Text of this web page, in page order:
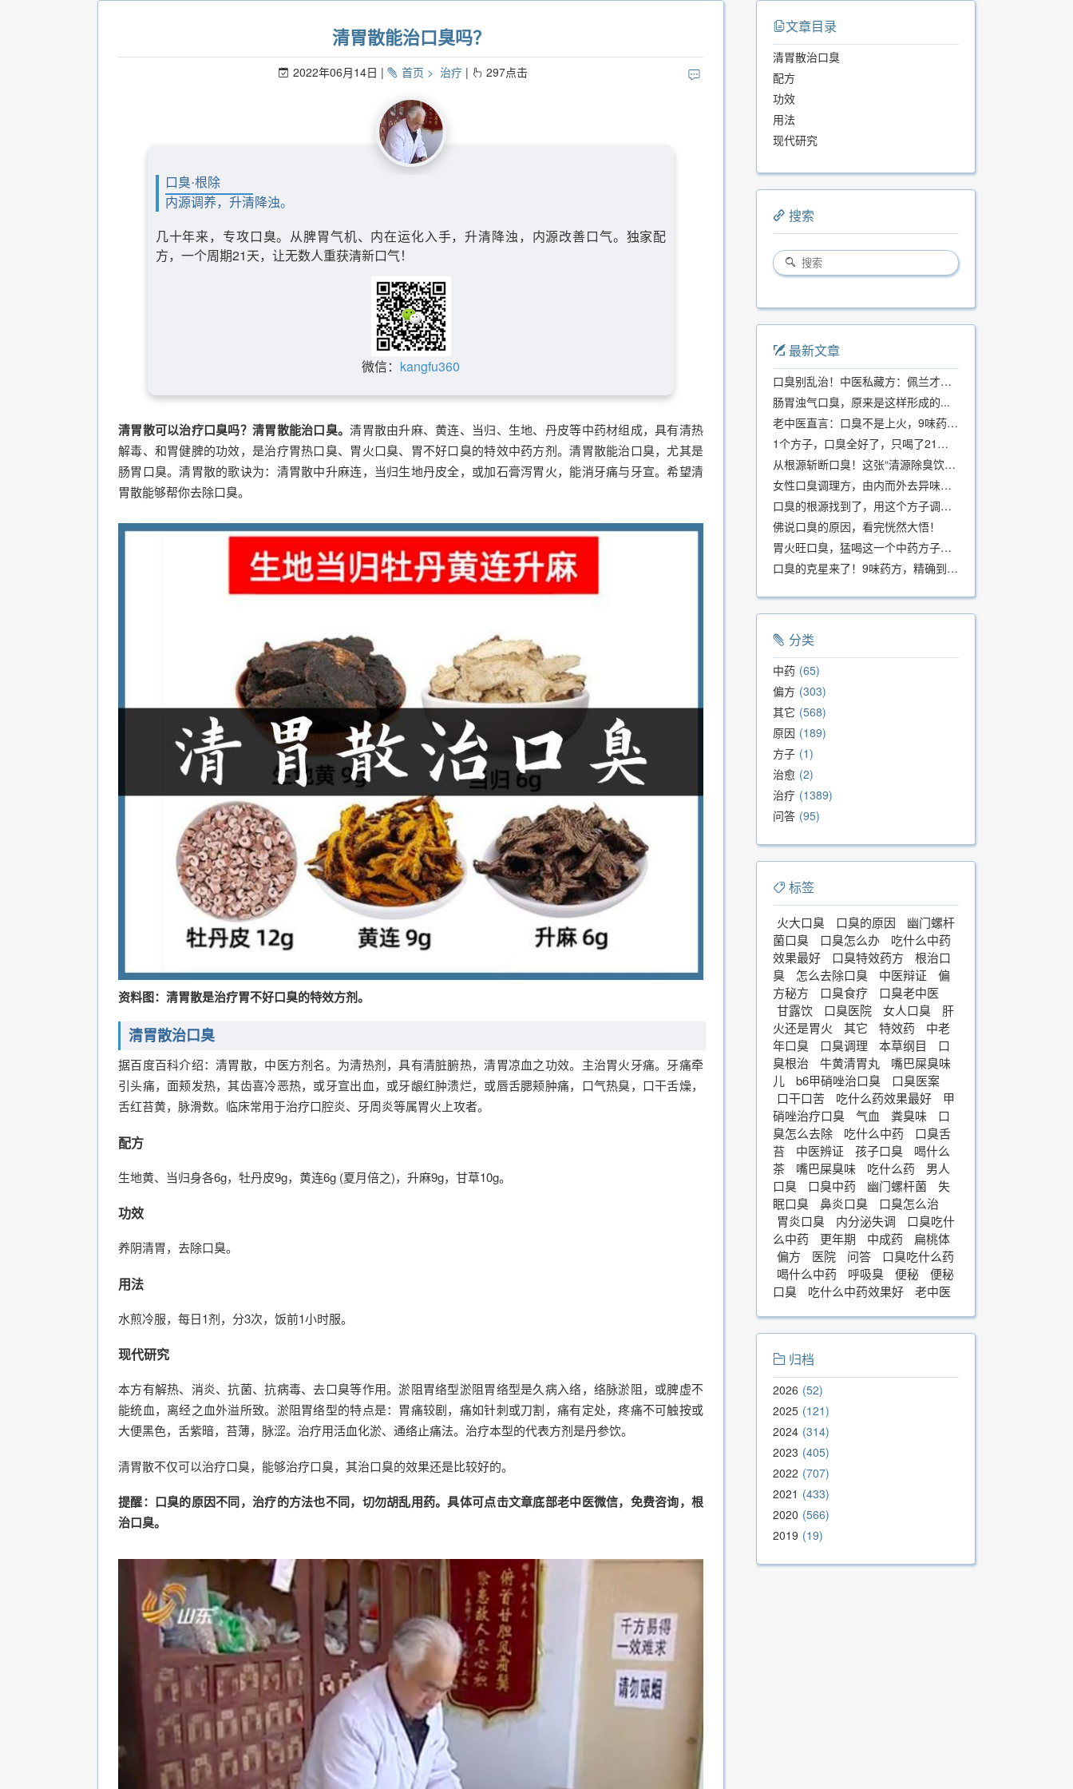
清胃散能治口臭吗？
2022年06月14日 首页 治疗 297点击
口臭·根除
内源调养，升清降浊。
几十年来，专攻口臭。从脾胃气机、内在运化入手，升清降浊，内源改善口气。独家配
方，一个周期21天，让无数人重获清新口气！
微信： kangfu360
清胃散可以治疗口臭吗？清胃散能治口臭。清胃散由升麻、黄连、当归、生地、丹皮等中药材组成，具有清热
解毒、和胃健脾的功效，是治疗胃热口臭、胃火口臭、胃不好口臭的特效中药方剂。清胃散能治口臭，尤其是
肠胃口臭。清胃散的歌诀为：清胃散中升麻连，当归生地丹皮全，或加石膏泻胃火，能消牙痛与牙宣。希望清
胃散能够帮你去除口臭。
资料图：清胃散是治疗胃不好口臭的特效方剂。
清胃散治口臭
据百度百科介绍：清胃散，中医方剂名。为清热剂，具有清脏腑热，清胃凉血之功效。主治胃火牙痛。牙痛牵
引头痛，面颊发热，其齿喜冷恶热，或牙宣出血，或牙龈红肿溃烂，或唇舌腮颊肿痛，口气热臭，口干舌燥，
舌红苔黄，脉滑数。临床常用于治疗口腔炎、牙周炎等属胃火上攻者。
配方
生地黄、当归身各6g，牡丹皮9g，黄连6g (夏月倍之)，升麻9g，甘草10g。
功效
养阴清胃，去除口臭。
用法
水煎冷服，每日1剂，分3次，饭前1小时服。
现代研究
本方有解热、消炎、抗菌、抗病毒、去口臭等作用。淤阻胃络型淤阻胃络型是久病入络，络脉淤阻，或脾虚不
能统血，离经之血外溢所致。淤阻胃络型的特点是：胃痛较剧，痛如针刺或刀割，痛有定处，疼痛不可触按或
大便黑色，舌紫暗，苔薄，脉涩。治疗用活血化淤、通络止痛法。治疗本型的代表方剂是丹参饮。
清胃散不仅可以治疗口臭，能够治疗口臭，其治口臭的效果还是比较好的。
提醒：口臭的原因不同，治疗的方法也不同，切勿胡乱用药。具体可点击文章底部老中医微信，免费咨询，根
治口臭。
文章目录
清胃散治口臭
配方
功效
用法
现代研究
搜索
最新文章
口臭别乱治！中医私藏方：佩兰才是口气克星，喝一周就清爽
肠胃浊气口臭，原来是这样形成的...
老中医直言：口臭不是上火，9味药食同源方，21天根除不反复
1个方子，口臭全好了，只喝了21天！
从根源斩断口臭！这张“清源除臭饮”方子，我用了几十年，效果真不错
女性口臭调理方，由内而外去异味，女性体质专用！
口臭的根源找到了，用这个方子调理，21天口吐芬芳！
佛说口臭的原因，看完恍然大悟！
胃火旺口臭，猛喝这一个中药方子就好了！
口臭的克星来了！9味药方，精确到克、药食同源、安全有效，速看！
分类
中药 65
偏方 303
其它 568
原因 189
方子 1
治愈 2
治疗 1389
问答 95
标签
火大口臭 口臭的原因
幽门螺杆
菌口臭
口臭怎么办
吃什么中药
效果最好
口臭特效药方
根治口
臭
怎么去除口臭 中医辩证
偏
方秘方
口臭食疗
口臭老中医
甘露饮
口臭医院 女人口臭
肝
火还是胃火
其它 特效药
中老
年口臭
口臭调理 本草纲目
口
臭根治
牛黄清胃丸
嘴巴屎臭味
儿
b6甲硝唑治口臭
口臭医案
口干口苦
吃什么药效果最好
甲
硝唑治疗口臭
气血 粪臭味
口
臭怎么去除
吃什么中药
口臭舌
苔
中医辨证 孩子口臭
喝什么
茶
嘴巴屎臭味 吃什么药
男人
口臭
口臭中药 幽门螺杆菌
失
眠口臭
鼻炎口臭
口臭怎么治
胃炎口臭
内分泌失调
口臭吃什
么中药
更年期 中成药
扁桃体
偏方
医院 问答
口臭吃什么药
喝什么中药
呼吸臭 便秘
便秘
口臭
吃什么中药效果好 老中医
归档
2026 52
2025 121
2024 314
2023 405
2022 707
2021
433
2020 566
2019 19